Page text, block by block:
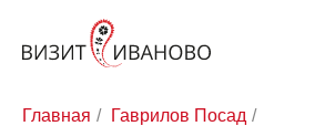
Главная / Гаврилов Посад /